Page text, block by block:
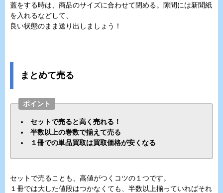
蓋をする時は、商品のサイズに合わせて閉める。隙間には新聞紙
を入れるなどして、
良い状態のまま送り出しましょう！
まとめて売る
ポイント
セットで売ると高く売れる！
半数以上の巻数で揃えて売る
１冊での単品買取は買取価格が安くなる
セットで売ることも、高値がつくコツの１つです。
１冊では大した値段はつかなくても、半数以上揃っていればそれ